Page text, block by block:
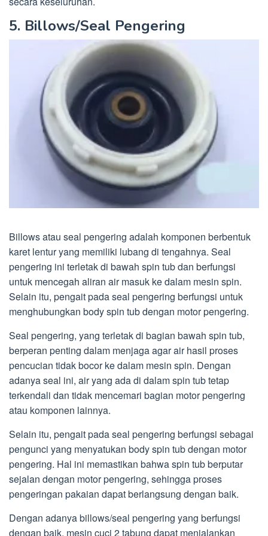
5. Billows/Seal Pengering
Billows atau seal pengering adalah komponen berbentuk
karet lentur yang memiliki lubang di tengahnya. Seal
pengering ini terletak di bawah spin tub dan berfungsi
untuk mencegah aliran air masuk ke dalam mesin spin.
Selain itu, pengait pada seal pengering berfungsi untuk
menghubungkan body spin tub dengan motor pengering.
Seal pengering, yang terletak di bagian bawah spin tub,
berperan penting dalam menjaga agar air hasil proses
pencucian tidak bocor ke dalam mesin spin. Dengan
adanya seal ini, air yang ada di dalam spin tub tetap
terkendali dan tidak mencemari bagian motor pengering
atau komponen lainnya.
Selain itu, pengait pada seal pengering berfungsi sebagai
pengunci yang menyatukan body spin tub dengan motor
pengering. Hal ini memastikan bahwa spin tub berputar
sejalan dengan motor pengering, sehingga proses
pengeringan pakaian dapat berlangsung dengan baik.
Dengan adanya billows/seal pengering yang berfungsi
dengan baik, mesin cuci 2 tabung dapat menjalankan